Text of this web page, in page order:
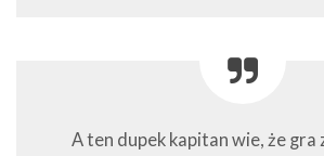
A ten dupek kapitan wie, że gra